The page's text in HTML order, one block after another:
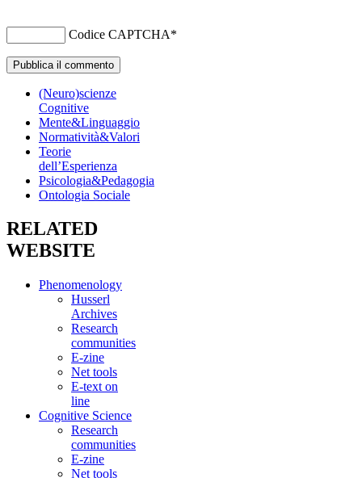
Codice CAPTCHA*
(Neuro)scienze
Cognitive
Mente&Linguaggio
Normatività&Valori
Teorie
dell’Esperienza
Psicologia&Pedagogia
Ontologia Sociale
RELATED
WEBSITE
Phenomenology
Husserl
Archives
Research
communities
E-zine
Net tools
E-text on
line
Cognitive Science
Research
communities
E-zine
Net tools